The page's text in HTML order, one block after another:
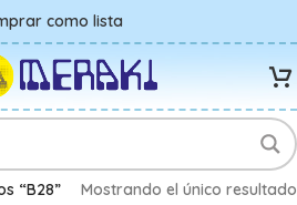
como lista
“B28” Mostrando el único resultado